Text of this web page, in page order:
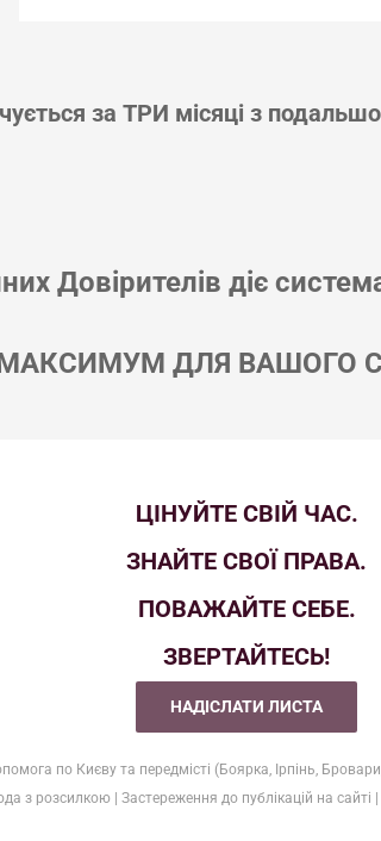
за ТРИ місяці з
Довірителів діє
ДЛЯ ВАШОГО
ЦІНУЙТЕ СВІЙ ЧАС.
ЗНАЙТЕ СВОЇ ПРАВА.
ПОВАЖАЙТЕ СЕБЕ.
ЗВЕРТАЙТЕСЬ!
НАДІСЛАТИ ЛИСТА
по Києву та передмісті (Боярка, Ірпінь,
з розсилкою| Застереження до публікацій на сайті |